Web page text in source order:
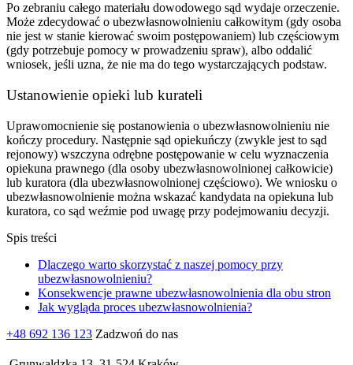
Po zebraniu całego materiału dowodowego sąd wydaje orzeczenie.
Może zdecydować o ubezwłasnowolnieniu całkowitym (gdy osoba
nie jest w stanie kierować swoim postępowaniem) lub częściowym
(gdy potrzebuje pomocy w prowadzeniu spraw), albo oddalić
wniosek, jeśli uzna, że nie ma do tego wystarczających podstaw.
Ustanowienie opieki lub kurateli
Uprawomocnienie się postanowienia o ubezwłasnowolnieniu nie
kończy procedury. Następnie sąd opiekuńczy (zwykle jest to sąd
rejonowy) wszczyna odrębne postępowanie w celu wyznaczenia
opiekuna prawnego (dla osoby ubezwłasnowolnionej całkowicie)
lub kuratora (dla ubezwłasnowolnionej częściowo). We wniosku o
ubezwłasnowolnienie można wskazać kandydata na opiekuna lub
kuratora, co sąd weźmie pod uwagę przy podejmowaniu decyzji.
Spis treści
Dlaczego warto skorzystać z naszej pomocy przy
ubezwłasnowolnieniu?
Konsekwencje prawne ubezwłasnowolnienia dla obu stron
Jak wygląda proces ubezwłasnowolnienia?
+48 692 136 123 Zadzwoń do nas